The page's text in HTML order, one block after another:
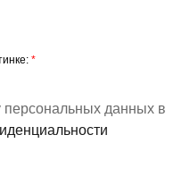
*
персональных данных в